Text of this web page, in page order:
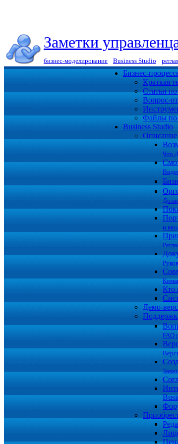
Заметки
бизнес-моделирование Business Studio
Бизнес-
Краткая
Статьи
Вопрос-
Файлы по
Business Studio
Описание
и
Кто
Демо-
FAQ